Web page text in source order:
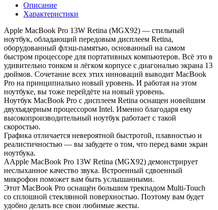
Описание
Характеристики
Apple MacBook Pro 13W Retina (MGX92) — стильный
ноутбук, обладающий передовым дисплеем Retina,
оборудованный флэш-памятью, основанный на самом
быстром процессоре для портативных компьютеров. Всё это в
удивительно тонком и лёгком корпусе с диагональю экрана 13
дюймов. Сочетание всех этих инноваций выводит MacBook
Pro на принципиально новый уровень. И работая на этом
ноутбуке, вы тоже перейдёте на новый уровень.
Ноутбук MacBook Pro с дисплеем Retina оснащен новейшим
двухъядерным процессором Intel. Именно благодаря ему
высокопроизводительный ноутбук работает с такой
скоростью.
Графика отличается невероятной быстротой, плавностью и
реалистичностью — вы забудете о том, что перед вами экран
ноутбука.
AApple MacBook Pro 13W Retina (MGX92) демонстрирует
неслыханное качество звука. Встроенный сдвоенный
микрофон поможет вам быть услышанными.
Этот MacBook Pro оснащён большим трекпадом Multi-Touch
со сплошной стеклянной поверхностью. Поэтому вам будет
удобно делать все свои любимые жесты.